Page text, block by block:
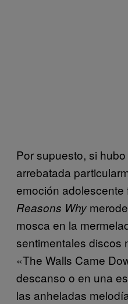
Por supuesto, si
arrebatada
emoción adolescente
Reasons Why
mosca en la
sentimentales discos
«The Walls Came
descanso o en una
las anheladas